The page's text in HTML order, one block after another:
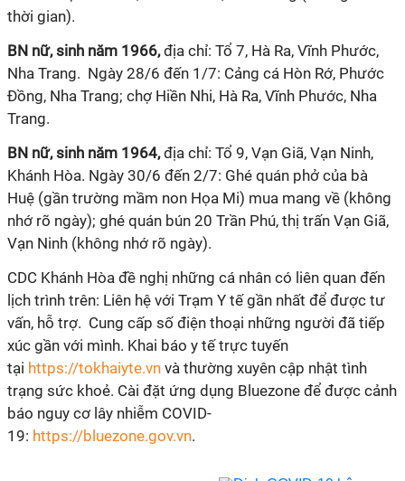
thời gian).
BN nữ, sinh năm 1966,địa chỉ: Tổ 7, Hà Ra, Vĩnh Phước,
Nha Trang. Ngày 28/6 đến 1/7: Cảng cá Hòn Rớ, Phước
Đồng, Nha Trang; chợ Hiền Nhi, Hà Ra, Vĩnh Phước, Nha
Trang.
BN nữ, sinh năm 1964,địa chỉ: Tổ 9, Vạn Giã, Vạn Ninh,
Khánh Hòa. Ngày 30/6 đến 2/7: Ghé quán phở của bà
Huệ (gần trường mầm non Họa Mi) mua mang về (không
nhớ rõ ngày); ghé quán bún 20 Trần Phú, thị trấn Vạn Giã,
Vạn Ninh (không nhớ rõ ngày).
CDC Khánh Hòa đề nghị những cá nhân có liên quan đến
lịch trình trên: Liên hệ với Trạm Y tế gần nhất để được tư
vấn, hỗ trợ. Cung cấp số điện thoại những người đã tiếp
xúc gần với mình. Khai báo y tế trực tuyến
tại https://tokhaiyte.vn và thường xuyên cập nhật tình
trạng sức khoẻ. Cài đặt ứng dụng Bluezone để được cảnh
báo nguy cơ lây nhiễm COVID-
19: https://bluezone.gov.vn.